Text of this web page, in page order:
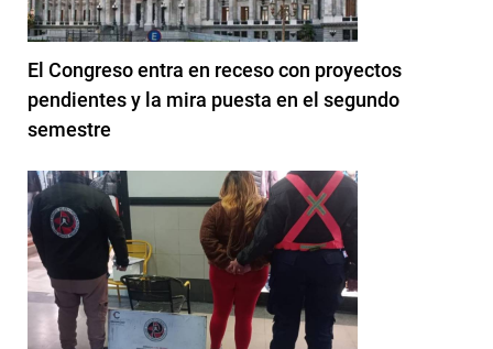
El Congreso entra en receso con proyectos
pendientes y la mira puesta en el segundo
semestre